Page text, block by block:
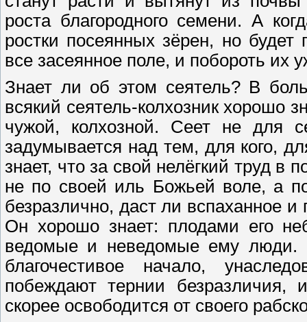
роста благородного семени. А
ростки посеянных зёрен, но
все засеянное поле, и побороть их
Знает ли об этом сеятель? В
всякий сеятель-колхозник хорошо
чужой, колхозной. Сеет не для
задумывается над тем, для кого,
знает, что за свой нелёгкий труд в
не по своей иль Божьей воле, а
безразлично, даст ли вспаханное
Он хорошо знает: плодами его
ведомые и неведомые ему люди.
благочестивое начало,
побеждают тернии безразличия,
скорее освободится от своего